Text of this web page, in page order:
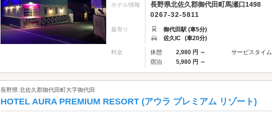
ホテル情報
長野県北佐久郡御代田町馬瀬口1498
0267-32-5811
最寄り
御代田駅 (車5分)
佐久IC (車20分)
料金 休憩 2,980 円 ～ サービスタイム
宿泊
5,980 円 ～
長野県 北佐久郡御代田町大字御代田
HOTEL AURA PREMIUM RESORT (アウラ プレミアム リゾート)